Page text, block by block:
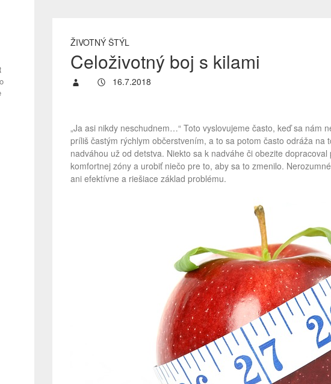
ŽIVOTNÝ ŠTÝL
Celoživotný boj s kilami
16.7.2018
„Ja asi nikdy neschudnem…“ Toto vyslovujeme často, keď sa nám
príliš častým rýchlym občerstvením, a to sa potom často odráža
nadváhou už od detstva. Niekto sa k nadváhe či obezite
komfortnej zóny a urobiť niečo pre to, aby sa to zmenilo.
ani efektívne a riešiace základ problému.